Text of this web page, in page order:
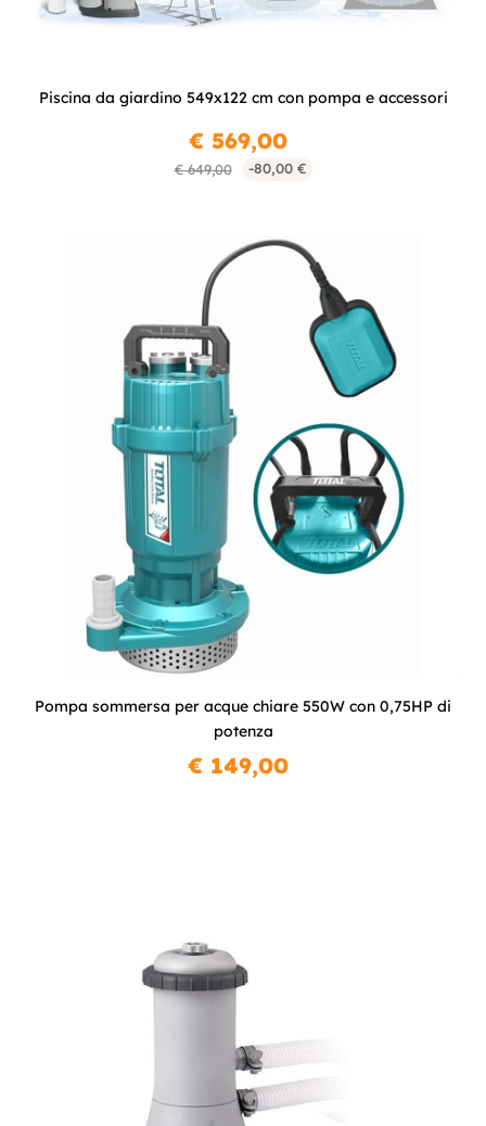
Piscina da giardino 549x122 cm con pompa e accessori
€ 649,00 -80,00 €
€ 569,00
Pompa sommersa per acque chiare 550W con 0,75HP di
potenza
€ 149,00